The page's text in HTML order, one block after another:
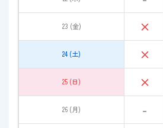
23 (金) ×
24 (土) ×
25 (日) ×
26 (月) -